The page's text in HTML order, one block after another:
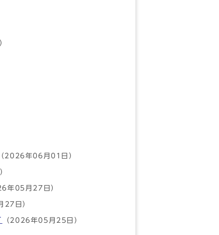
2026年06月01日）
年05月27日）
27日）
（2026年05月25日）